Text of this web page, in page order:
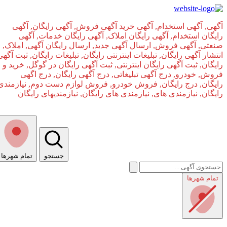
صفحه اصلی
آگهی, آگهی استخدام, آگهی خرید آگهی فروش, آگهی رایگان, آگهی
رایگان استخدام, آگهی رایگان املاک, آگهی رایگان خدمات, آگهی
صنعتی, آگهی فروش, ارسال آگهی جدید, ارسال رایگان آگهی, املاک,
انتشار آگهی رایگان, تبلیغات اینترنتی رایگان, تبلیغات رایگان, ثبت آگهی
رایگان, ثبت آگهی رایگان اینترنتی, ثبت آگهی رایگان در گوگل, خرید و
فروش, خودرو, درج آگهی تبلیغاتی, درج آگهی رایگان, درج اگهی
رایگان, درج رایگان, فروش خودرو, فروش لوازم دست دوم, نیازمندی
رایگان, نیازمندی های, نیازمندی‌ های رایگان, نیازمندیهای رایگان
تمام شهر‌ها جستجو
تمام شهر‌ها